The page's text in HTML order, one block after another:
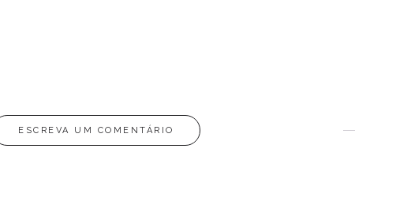
ESCREVA UM COMENTÁRIO